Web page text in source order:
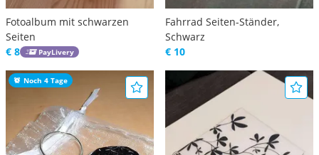
Fotoalbum mit schwarzen
Seiten
€ 8
PayLivery
Fahrrad Seiten-Ständer,
Schwarz
€ 10
Noch 4 Tage